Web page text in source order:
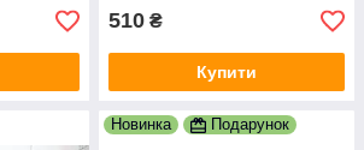
510 ₴
Купити
Новинка Подарунок